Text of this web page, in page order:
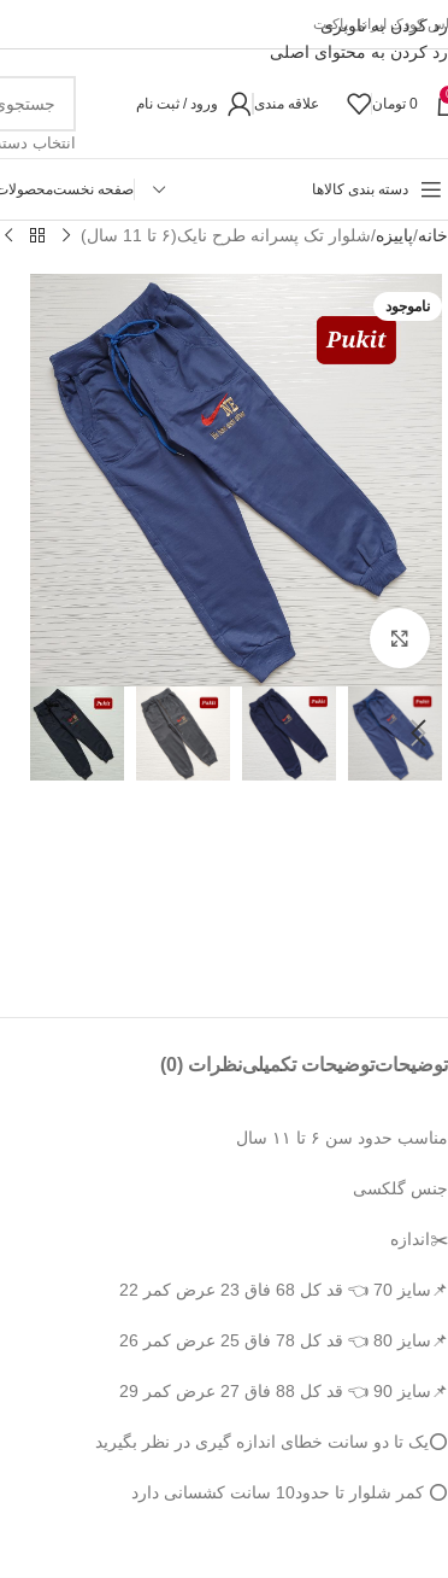
رد کردن به ناوبری
رد کردن به محتوای اصلی
کودک ایرانی پاکیت
0 تومان علاقه مندی ورود / ثبت نام
انتخاب
دسته بندی کالاها صفحه نخست
خانه پاییزه شلوار تک پسرانه طرح نایک(۶ تا 11 سال)
ناموجود
بزرگنمایی تصویر
توضیحاتتوضیحات تکمیلینظرات (0)
مناسب حدود سن ۶ تا ۱۱ سال
جنس گلکسی
✂️اندازه
📌سایز 70 👈 قد کل 68 فاق 23 عرض کمر 22
📌سایز 80 👈 قد کل 78 فاق 25 عرض کمر 26
📌سایز 90 👈 قد کل 88 فاق 27 عرض کمر 29
⭕️یک تا دو سانت خطای اندازه گیری در نظر بگیرید
⭕️ کمر شلوار تا حدود10 سانت کشسانی دارد